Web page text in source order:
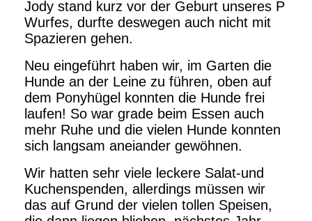
Jody stand kurz vor der Geburt unseres P
Wurfes, durfte deswegen auch nicht mit
Spazieren gehen.
Neu eingeführt haben wir, im Garten die
Hunde an der Leine zu führen, oben auf
dem Ponyhügel konnten die Hunde frei
laufen! So war grade beim Essen auch
mehr Ruhe und die vielen Hunde konnten
sich langsam aneiander gewöhnen.
Wir hatten sehr viele leckere Salat-und
Kuchenspenden, allerdings müssen wir
das auf Grund der vielen tollen Speisen,